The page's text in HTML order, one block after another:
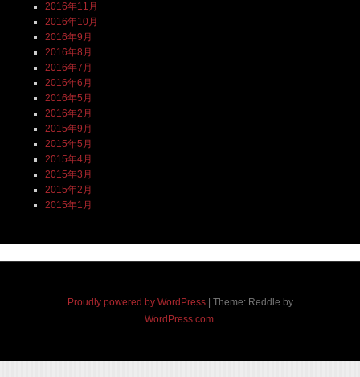
2016年11月
2016年10月
2016年9月
2016年8月
2016年7月
2016年6月
2016年5月
2016年2月
2015年9月
2015年5月
2015年4月
2015年3月
2015年2月
2015年1月
Proudly powered by WordPress
Theme: Reddle by
WordPress.com.